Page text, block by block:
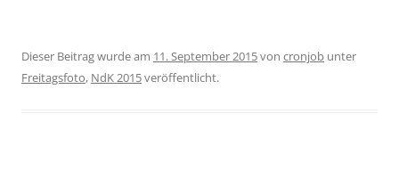
Dieser Beitrag wurde am 11. September 2015von cronjob unter
Freitagsfoto, NdK 2015veröffentlicht.